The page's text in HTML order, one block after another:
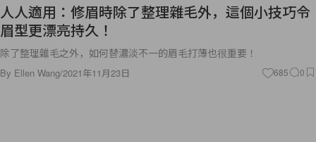
人人適用：修眉時除了整理雜毛外，這個小技巧令
眉型更漂亮持久！
除了整理雜毛之外，如何替濃淡不一的眉毛打薄也很重要！
By Ellen Wang/2021年11月23日 685 0